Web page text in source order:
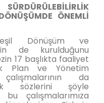
ÖNEMLİ
Dönüşüm ve
de kurulduğunu
17 başlıkta faaliyet
Plan ve Yönetim
da
sözlerini şöyle
bu çalışmalarımıza